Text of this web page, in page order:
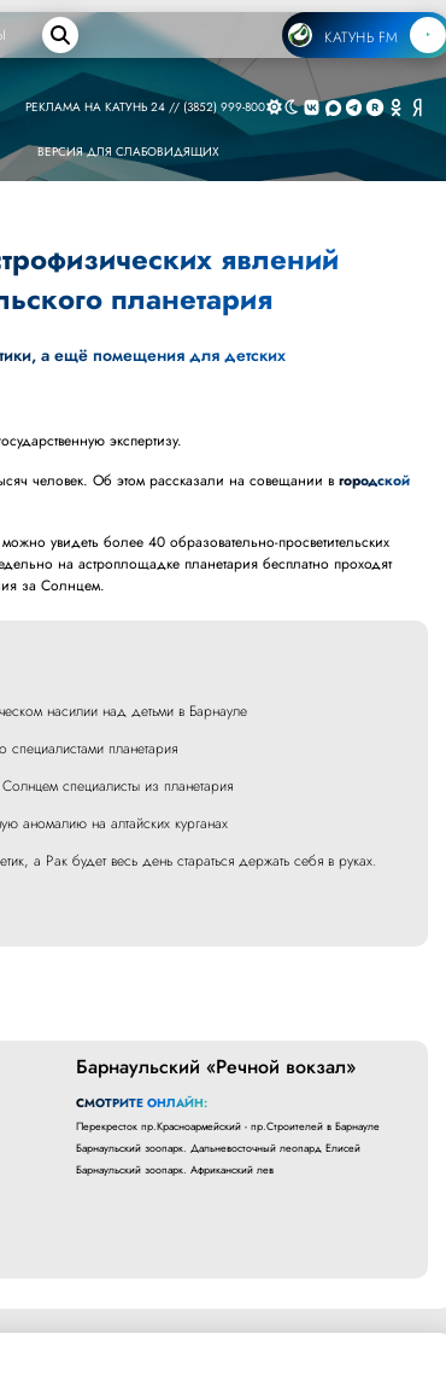
КАТУНЬ FM
РЕКЛАМА НА КАТУНЬ 24 // (3852) 999-800
ВЕРСИЯ ДЛЯ СЛАБОВИДЯЩИХ
явлений
планетария
а ещё помещения для детских
экспертизу.
человек. Об этом рассказали на совещании вгородской
увидеть более 40 образовательно-просветительских
на астроплощадке планетария бесплатно проходят
за Солнцем.
насилии над детьми в Барнауле
планетария
специалисты из планетария
аномалию на алтайских курганах
а Рак будет весь день стараться держать себя в руках.
Барнаульский «Речной вокзал»
СМОТРИТЕ ОНЛАЙН:
Перекресток пр.Красноармейский - пр.Строителей в Барнауле
Барнаульский зоопарк. Дальневосточный леопард Елисей
Барнаульский зоопарк. Африканский лев